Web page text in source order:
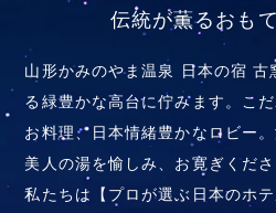
伝統が薫るおも
山形かみのやま温泉 日本の宿 古
る緑豊かな高台に佇みます。こ
お料理、 日本情緒豊かなロビー
美人の湯を愉しみ、お寛ぎくださ
私たちは【プロが選ぶ日本のホ